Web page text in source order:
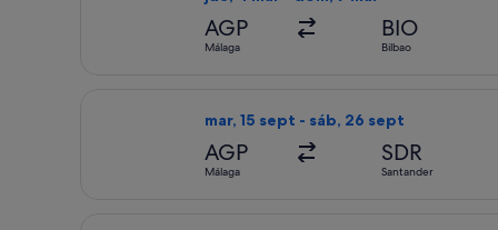
AGP
Málaga
BIO
Bilbao
mar, 15 sept - sáb, 26 sept
AGP
Málaga
SDR
Santander